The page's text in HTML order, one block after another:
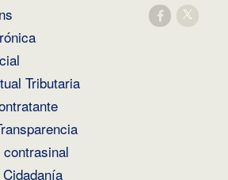
Tributaria